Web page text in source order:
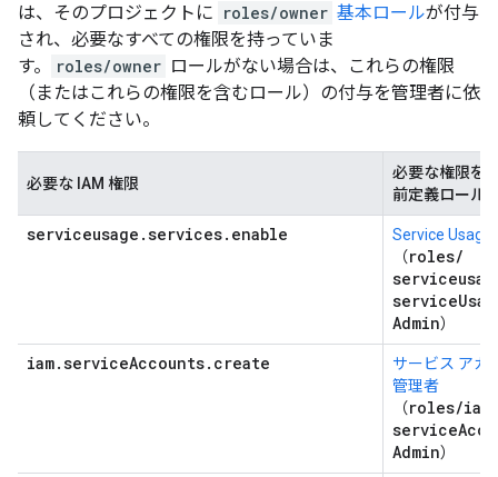
は、そのプロジェクトに roles/owner 基本ロールが付与
され、必要なすべての権限を持っていま
す。
roles/owner ロールがない場合は、これらの権限
（またはこれらの権限を含むロール）の付与を管理者に依
頼してください。
必要な IAM 権限
必要な権限を
前定義ロール
serviceusage.services.enable
Service Usage
（roles/
service
Admin）
iam.serviceAccounts.create
サービス アカ
管理者
（roles/iam
service
Admin）